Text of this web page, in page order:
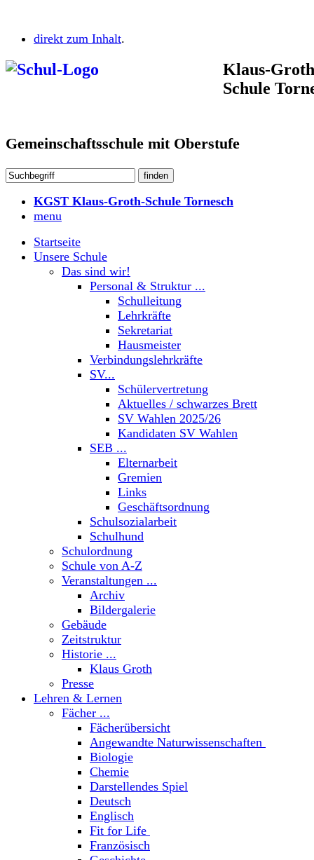
direkt zum Inhalt.
Klaus-
Schule
Gemeinschaftsschule mit Oberstufe
KGST Klaus-Groth-Schule Tornesch
menu
Startseite
Unsere Schule
Das sind wir!
Personal & Struktur ...
Schulleitung
Lehrkräfte
Sekretariat
Hausmeister
Verbindungslehrkräfte
SV...
Schülervertretung
Aktuelles / schwarzes Brett
SV Wahlen 2025/26
Kandidaten SV Wahlen
SEB ...
Elternarbeit
Gremien
Links
Geschäftsordnung
Schulsozialarbeit
Schulhund
Schulordnung
Schule von A-Z
Veranstaltungen ...
Archiv
Bildergalerie
Gebäude
Zeitstruktur
Historie ...
Klaus Groth
Presse
Lehren & Lernen
Fächer ...
Fächerübersicht
Angewandte Naturwissenschaften
Biologie
Chemie
Darstellendes Spiel
Deutsch
Englisch
Fit for Life
Französisch